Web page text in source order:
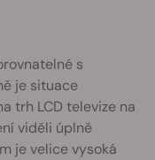
s
je situace
trh LCD televize na
viděli úplně
je velice vysoká